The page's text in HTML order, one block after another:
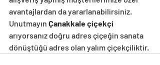
avantajlardan da yararlanabilirsiniz.
Unutmayın Çanakkale çiçekçi
arıyorsanız doğru adres çiçeğin sanata
dönüştüğü adres olan yalım çiçekçiliktir.